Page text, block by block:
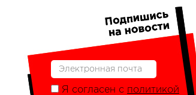
Я согласен с политикой